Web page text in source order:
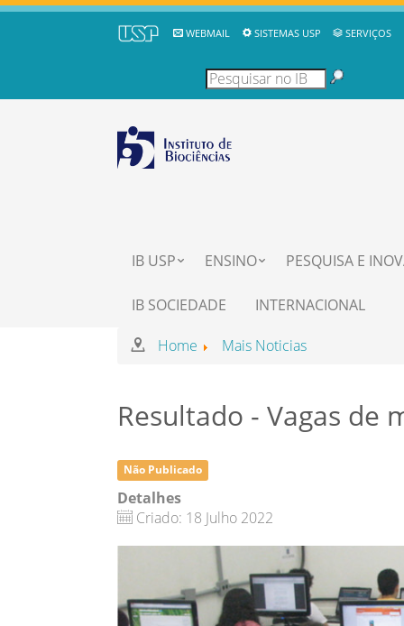
WEBMAIL SISTEMAS USP SERVIÇOS
IB USP ENSINO PESQUISA E
IB SOCIEDADE INTERNACIONAL
Home Mais Noticias
Resultado - Vagas de
Não Publicado
Detalhes
Criado: 18 Julho 2022